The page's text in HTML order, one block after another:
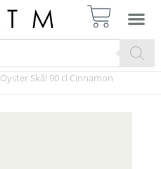
Oyster Skål 90 cl Cinnamon